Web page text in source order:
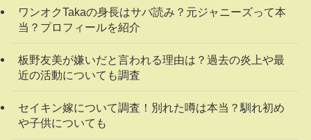
ワンオクTakaの身長はサバ読み？元ジャニーズって本
当？プロフィールを紹介
板野友美が嫌いだと言われる理由は？過去の炎上や最
近の活動についても調査
セイキン嫁について調査！別れた噂は本当？馴れ初め
や子供についても